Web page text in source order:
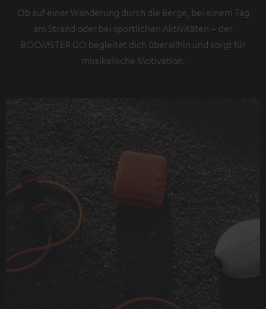
Ob auf einer Wanderung durch die Berge, bei einem Tag
am Strand oder bei sportlichen Aktivitäten – der
BOOMSTER GO begleitet dich überallhin und sorgt für
musikalische Motivation.